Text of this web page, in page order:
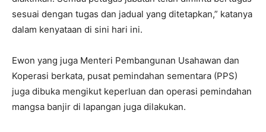
sesuai dengan tugas dan jadual yang ditetapkan,” katanya
dalam kenyataan di sini hari ini.
Ewon yang juga Menteri Pembangunan Usahawan dan
Koperasi berkata, pusat pemindahan sementara (PPS)
juga dibuka mengikut keperluan dan operasi pemindahan
mangsa banjir di lapangan juga dilakukan.